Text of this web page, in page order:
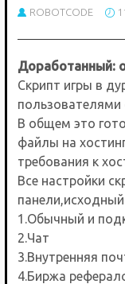
ROBOTCODE
Доработанный:
Скрипт игры в
пользователями
В общем это
файлы на
требования к
Все настройки
1.Обычный и
2.Чат
3.Внутренняя
4.Биржа